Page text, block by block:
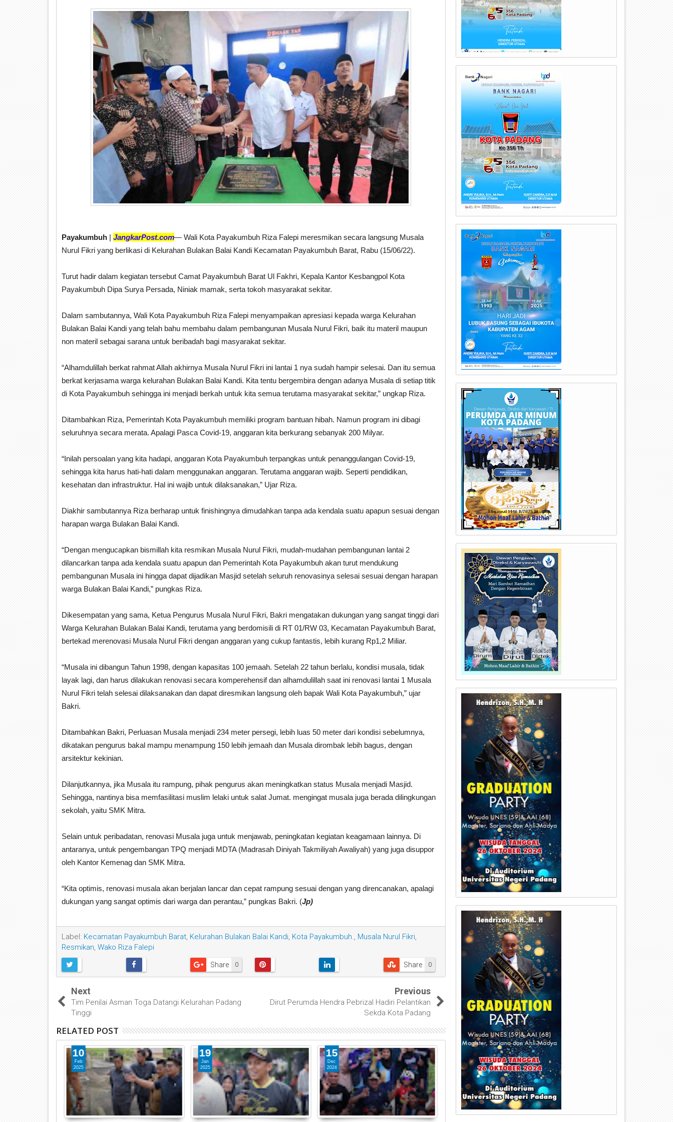
Payakumbuh | JangkarPost.com— Wali Kota Payakumbuh Riza Falepi meresmikan secara langsung Musala
Nurul Fikri yang berlikasi di Kelurahan Bulakan Balai Kandi Kecamatan Payakumbuh Barat, Rabu (15/06/22).
Turut hadir dalam kegiatan tersebut Camat Payakumbuh Barat Ul Fakhri, Kepala Kantor Kesbangpol Kota
Payakumbuh Dipa Surya Persada, Niniak mamak, serta tokoh masyarakat sekitar.
Dalam sambutannya, Wali Kota Payakumbuh Riza Falepi menyampaikan apresiasi kepada warga Kelurahan
Bulakan Balai Kandi yang telah bahu membahu dalam pembangunan Musala Nurul Fikri, baik itu materil maupun
non materil sebagai sarana untuk beribadah bagi masyarakat sekitar.
“Alhamdulillah berkat rahmat Allah akhirnya Musala Nurul Fikri ini lantai 1 nya sudah hampir selesai. Dan itu semua
berkat kerjasama warga kelurahan Bulakan Balai Kandi. Kita tentu bergembira dengan adanya Musala di setiap titik
di Kota Payakumbuh sehingga ini menjadi berkah untuk kita semua terutama masyarakat sekitar,” ungkap Riza.
Ditambahkan Riza, Pemerintah Kota Payakumbuh memiliki program bantuan hibah. Namun program ini dibagi
seluruhnya secara merata. Apalagi Pasca Covid-19, anggaran kita berkurang sebanyak 200 Milyar.
“Inilah persoalan yang kita hadapi, anggaran Kota Payakumbuh terpangkas untuk penanggulangan Covid-19,
sehingga kita harus hati-hati dalam menggunakan anggaran. Terutama anggaran wajib. Seperti pendidikan,
kesehatan dan infrastruktur. Hal ini wajib untuk dilaksanakan,” Ujar Riza.
Diakhir sambutannya Riza berharap untuk finishingnya dimudahkan tanpa ada kendala suatu apapun sesuai dengan
harapan warga Bulakan Balai Kandi.
“Dengan mengucapkan bismillah kita resmikan Musala Nurul Fikri, mudah-mudahan pembangunan lantai 2
dilancarkan tanpa ada kendala suatu apapun dan Pemerintah Kota Payakumbuh akan turut mendukung
pembangunan Musala ini hingga dapat dijadikan Masjid setelah seluruh renovasinya selesai sesuai dengan harapan
warga Bulakan Balai Kandi,” pungkas Riza.
Dikesempatan yang sama, Ketua Pengurus Musala Nurul Fikri, Bakri mengatakan dukungan yang sangat tinggi dari
Warga Kelurahan Bulakan Balai Kandi, terutama yang berdomisili di RT 01/RW 03, Kecamatan Payakumbuh Barat,
bertekad merenovasi Musala Nurul Fikri dengan anggaran yang cukup fantastis, lebih kurang Rp1,2 Miliar.
“Musala ini dibangun Tahun 1998, dengan kapasitas 100 jemaah. Setelah 22 tahun berlalu, kondisi musala, tidak
layak lagi, dan harus dilakukan renovasi secara komperehensif dan alhamdulillah saat ini renovasi lantai 1 Musala
Nurul Fikri telah selesai dilaksanakan dan dapat diresmikan langsung oleh bapak Wali Kota Payakumbuh,” ujar
Bakri.
Ditambahkan Bakri, Perluasan Musala menjadi 234 meter persegi, lebih luas 50 meter dari kondisi sebelumnya,
dikatakan pengurus bakal mampu menampung 150 lebih jemaah dan Musala dirombak lebih bagus, dengan
arsitektur kekinian.
Dilanjutkannya, jika Musala itu rampung, pihak pengurus akan meningkatkan status Musala menjadi Masjid.
Sehingga, nantinya bisa memfasilitasi muslim lelaki untuk salat Jumat. mengingat musala juga berada dilingkungan
sekolah, yaitu SMK Mitra.
Selain untuk peribadatan, renovasi Musala juga untuk menjawab, peningkatan kegiatan keagamaan lainnya. Di
antaranya, untuk pengembangan TPQ menjadi MDTA (Madrasah Diniyah Takmiliyah Awaliyah) yang juga disuppor
oleh Kantor Kemenag dan SMK Mitra.
“Kita optimis, renovasi musala akan berjalan lancar dan cepat rampung sesuai dengan yang direncanakan, apalagi
dukungan yang sangat optimis dari warga dan perantau,” pungkas Bakri. (Jp)
Label: Kecamatan Payakumbuh Barat Kelurahan Bulakan Balai Kandi Kota Payakumbuh. Musala Nurul Fikri
Resmikan Wako Riza Falepi
0
Share 0
Share
Next
Tim Penilai Asman Toga Datangi Kelurahan Padang
Tinggi
Previous
Dirut Perumda Hendra Pebrizal Hadiri Pelantikan
Sekda Kota Padang
RELATED POST
10
Feb
2025
19
Jan
2025
15
Dec
2024
09
2024